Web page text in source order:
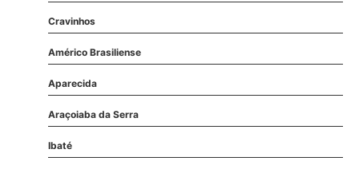
Cravinhos
Américo Brasiliense
Aparecida
Araçoiaba da Serra
Ibaté